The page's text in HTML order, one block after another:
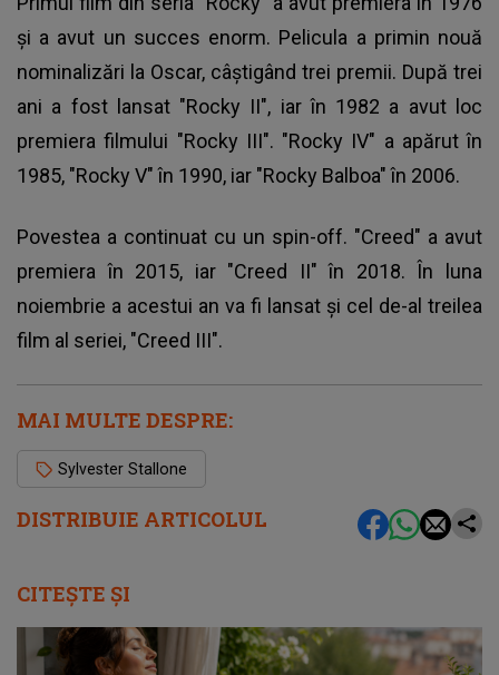
DISTRIBUIE ARTICOLUL
şi a avut un succes enorm. Pelicula a primin nouă
nominalizări la Oscar, câştigând trei premii. După trei
ani a fost lansat "Rocky II", iar în 1982 a avut loc
premiera filmului "Rocky III". "Rocky IV" a apărut în
1985, "Rocky V" în 1990, iar "Rocky Balboa" în 2006.
Povestea a continuat cu un spin-off. "Creed" a avut
premiera în 2015, iar "Creed II" în 2018. În luna
noiembrie a acestui an va fi lansat şi cel de-al treilea
film al seriei, "Creed III".
MAI MULTE DESPRE:
Sylvester Stallone
CITEȘTE ȘI